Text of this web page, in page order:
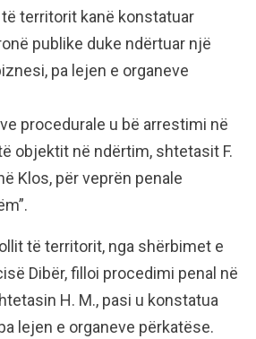
territorit kanë konstatuar
publike duke ndërtuar një
pa lejen e organeve
procedurale u bë arrestimi në
objektit në ndërtim, shtetasit F.
Klos, për veprën penale
të territorit, nga shërbimet e
Dibër, filloi procedimi penal në
H. M., pasi u konstatua
lejen e organeve përkatëse.